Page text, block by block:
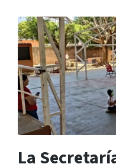
La